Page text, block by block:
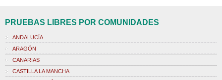
PRUEBAS LIBRES POR COMUNIDADES
ANDALUCÍA
ARAGÓN
CANARIAS
CASTILLA LA MANCHA